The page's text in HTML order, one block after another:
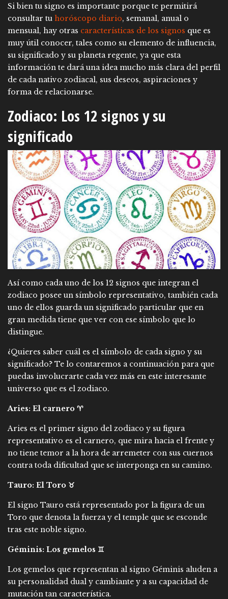
Si bien tu signo es importante porque te permitirá
consultar tu horóscopo diario, semanal, anual o
mensual, hay otras características de los signos que es
muy útil conocer, tales como su elemento de influencia,
su significado y su planeta regente, ya que esta
información te dará una idea mucho más clara del perfil
de cada nativo zodiacal, sus deseos, aspiraciones y
forma de relacionarse.
Zodiaco: Los 12 signos y su
significado
Así como cada uno de los 12 signos que integran el
zodiaco posee un símbolo representativo, también cada
uno de ellos guarda un significado particular que en
gran medida tiene que ver con ese símbolo que lo
distingue.
¿Quieres saber cuál es el símbolo de cada signo y su
significado? Te lo contaremos a continuación para que
puedas involucrarte cada vez más en este interesante
universo que es el zodiaco.
Aries: El carnero ♈
Aries es el primer signo del zodiaco y su figura
representativo es el carnero, que mira hacia el frente y
no tiene temor a la hora de arremeter con sus cuernos
contra toda dificultad que se interponga en su camino.
Tauro: El Toro ♉
El signo Tauro está representado por la figura de un
Toro que denota la fuerza y el temple que se esconde
tras este noble signo.
Géminis: Los gemelos ♊
Los gemelos que representan al signo Géminis aluden a
su personalidad dual y cambiante y a su capacidad de
mutación tan característica.